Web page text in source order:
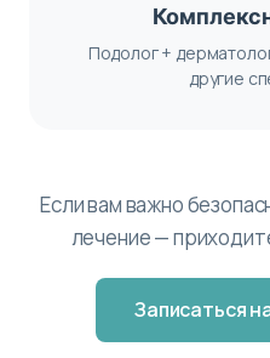
Подолог +
другие
Если вам важно
лечение —
Записаться